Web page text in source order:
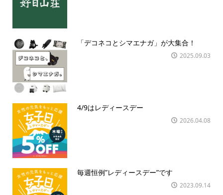
「デコネコとシマエナガ」が大集合！
2025.09.03
4/9はレディースデー
2026.04.08
毎週恒例”レディースデー”です
2023.09.14